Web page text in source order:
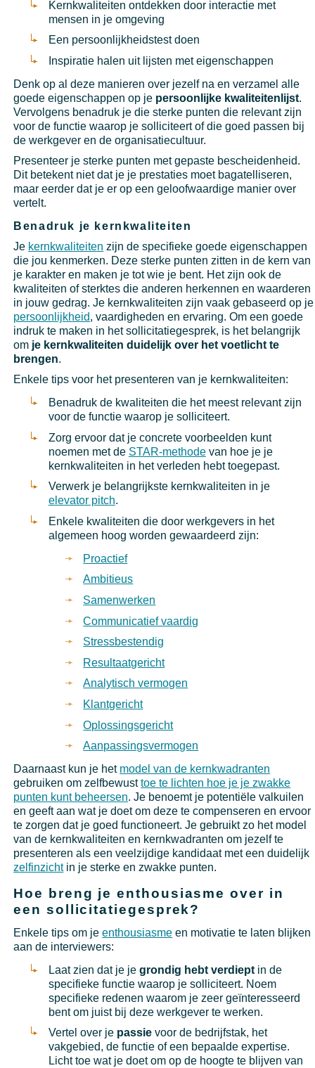
Kernkwaliteiten ontdekken door interactie met
mensen in je omgeving
Een persoonlijkheidstest doen
Inspiratie halen uit lijsten met eigenschappen
Denk op al deze manieren over jezelf na en verzamel alle
goede eigenschappen op je persoonlijke kwaliteitenlijst.
Vervolgens benadruk je die sterke punten die relevant zijn
voor de functie waarop je solliciteert of die goed passen bij
de werkgever en de organisatiecultuur.
Presenteer je sterke punten met gepaste bescheidenheid.
Dit betekent niet dat je je prestaties moet bagatelliseren,
maar eerder dat je er op een geloofwaardige manier over
vertelt.
Benadruk je kernkwaliteiten
Je kernkwaliteiten zijn de specifieke goede eigenschappen
die jou kenmerken. Deze sterke punten zitten in de kern van
je karakter en maken je tot wie je bent. Het zijn ook de
kwaliteiten of sterktes die anderen herkennen en waarderen
in jouw gedrag. Je kernkwaliteiten zijn vaak gebaseerd op je
persoonlijkheid, vaardigheden en ervaring. Om een goede
indruk te maken in het sollicitatiegesprek, is het belangrijk
om je kernkwaliteiten duidelijk over het voetlicht te
brengen.
Enkele tips voor het presenteren van je kernkwaliteiten:
Benadruk de kwaliteiten die het meest relevant zijn
voor de functie waarop je solliciteert.
Zorg ervoor dat je concrete voorbeelden kunt
noemen met de STAR-methodevan hoe je je
kernkwaliteiten in het verleden hebt toegepast.
Verwerk je belangrijkste kernkwaliteiten in je
elevator pitch.
Enkele kwaliteiten die door werkgevers in het
algemeen hoog worden gewaardeerd zijn:
Proactief
Ambitieus
Samenwerken
Communicatief vaardig
Stressbestendig
Resultaatgericht
Analytisch vermogen
Klantgericht
Oplossingsgericht
Aanpassingsvermogen
Daarnaast kun je het model van de kernkwadranten
gebruiken om zelfbewusttoe te lichten hoe je je zwakke
punten kunt beheersen. Je benoemt je potentiële valkuilen
en geeft aan wat je doet om deze te compenseren en ervoor
te zorgen dat je goed functioneert. Je gebruikt zo het model
van de kernkwaliteiten en kernkwadranten om jezelf te
presenteren als een veelzijdige kandidaat met een duidelijk
zelfinzichtin je sterke en zwakke punten.
Hoe breng je enthousiasme over in
een sollicitatiegesprek?
Enkele tips om jeenthousiasme en motivatie te laten blijken
aan de interviewers:
Laat zien dat je je grondig hebt verdieptin de
specifieke functie waarop je solliciteert. Noem
specifieke redenen waarom je zeer geïnteresseerd
bent om juist bij deze werkgever te werken.
Vertel over je passievoor de bedrijfstak, het
vakgebied, de functie of een bepaalde expertise.
Licht toe wat je doet om op de hoogte te blijven van